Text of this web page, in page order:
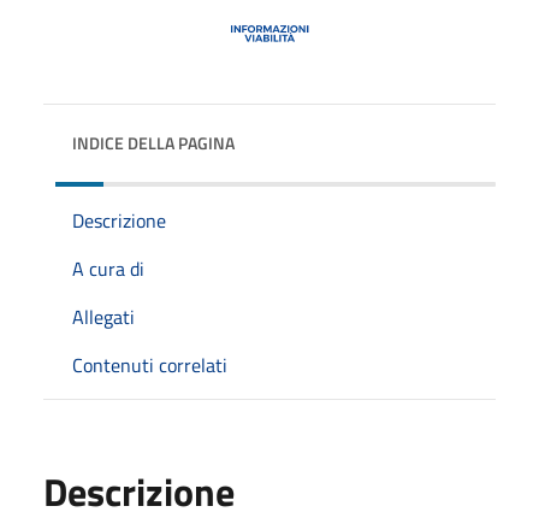
INDICE DELLA PAGINA
Descrizione
A cura di
Allegati
Contenuti correlati
Descrizione